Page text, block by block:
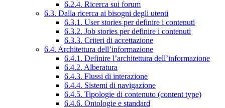
6.2.4. Ricerca sui forum
6.3. Dalla ricerca ai bisogni degli utenti
6.3.1. User stories per definire i contenuti
6.3.2. Job stories per definire i contenuti
6.3.3. Criteri di accettazione
6.4. Architettura dell’informazione
6.4.1. Definire l’architettura dell’informazione
6.4.2. Alberatura
6.4.3. Flussi di interazione
6.4.4. Sistemi di navigazione
6.4.5. Tipologie di contenuto (content type)
6.4.6. Ontologie e standard